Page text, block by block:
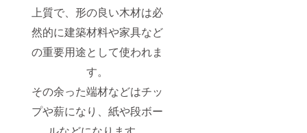
上質で、形の良い木材は必
然的に建築材料や家具など
の重要用途として使われま
す。
その余った端材などはチッ
プや薪になり、紙や段ボー